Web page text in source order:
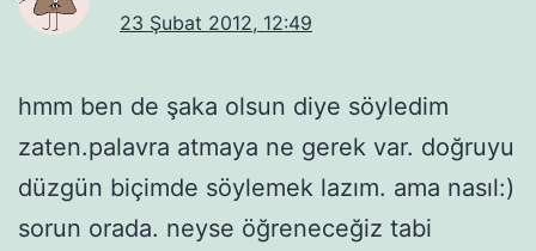
23 Şubat 2012, 12:49
hmm ben de şaka olsun diye söyledim
zaten.palavra atmaya ne gerek var. doğruyu
düzgün biçimde söylemek lazım. ama nasıl:)
sorun orada. neyse öğreneceğiz tabi